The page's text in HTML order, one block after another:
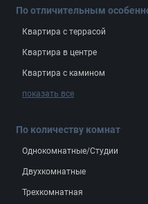
По отличительным
Квартира с террасой
Квартира в центре
Квартира с камином
показать все
По количеству комнат
Однокомнатные/Студии
Двухкомнатные
Трехкомнатная